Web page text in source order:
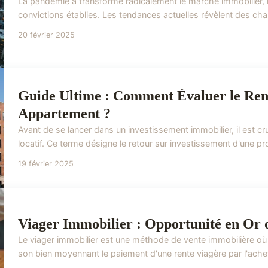
convictions établies. Les tendances actuelles révèlent des
20 février 2025
Guide Ultime : Comment Évaluer le
Appartement ?
Avant de se lancer dans un investissement immobilier, il est
locatif. Ce terme désigne le retour sur investissement d'une
19 février 2025
Viager Immobilier : Opportunité en Or
Le viager immobilier est une méthode de vente immobilière
son bien moyennant le paiement d'une rente viagère par